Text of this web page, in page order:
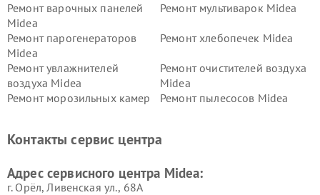
Ремонт варочных панелей
Midea
Ремонт мультиварок Midea
Ремонт парогенераторов
Midea
Ремонт хлебопечек Midea
Ремонт увлажнителей
воздуха Midea
Ремонт очистителей воздуха
Midea
Ремонт морозильных камер
Ремонт пылесосов Midea
пылесосов Midea
Midea
Контакты сервис центра
Адрес сервисного центра Midea:
г. Орёл, Ливенская ул., 68А